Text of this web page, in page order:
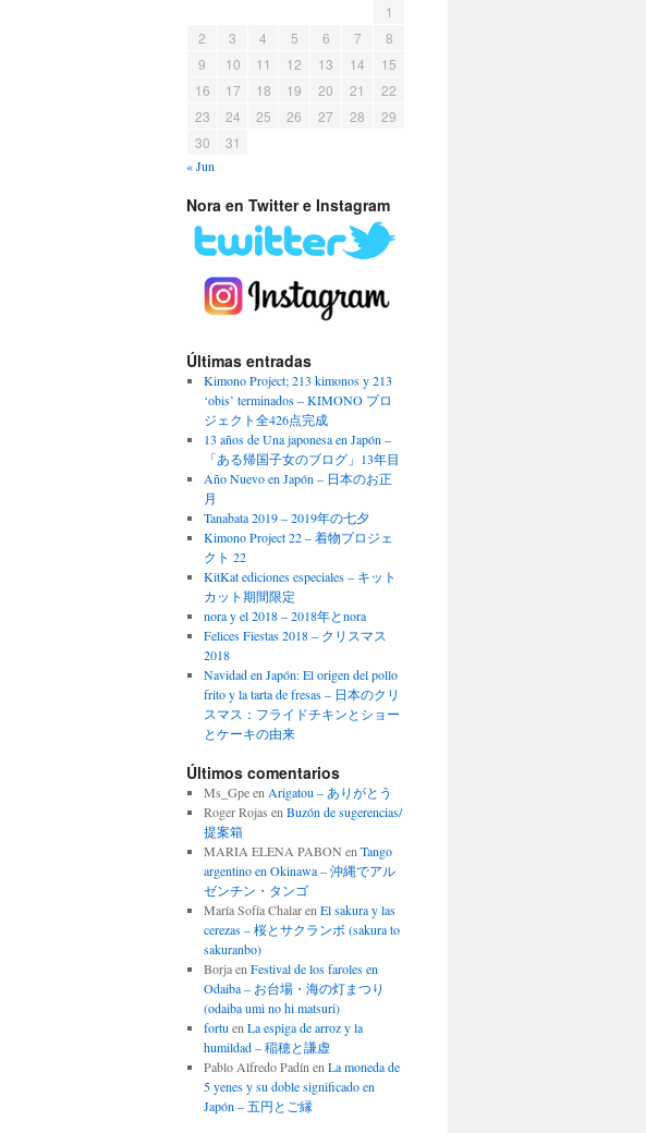
1
2
3 4 5 6 7
8
9
10 11 12 13 14
15
16
17 18 19 20 21
22
23
24 25 26 27 28
29
30
31
« Jun
Nora en Twitter e Instagram
Últimas entradas
Kimono Project; 213 kimonos y 213
‘obis’ terminados – KIMONO プロ
ジェクト全426点完成
13 años de Una japonesa en Japón –
「ある帰国子女のブログ」13年目
Año Nuevo en Japón – 日本のお正
月
Tanabata 2019 – 2019年の七夕
Kimono Project 22 – 着物プロジェ
クト 22
KitKat ediciones especiales – キット
カット期間限定
nora y el 2018 – 2018年とnora
Felices Fiestas 2018 – クリスマス
2018
Navidad en Japón: El origen del pollo
frito y la tarta de fresas – 日本のクリ
スマス：フライドチキンとショー
とケーキの由来
Últimos comentarios
Ms_Gpeen Arigatou – ありがとう
Roger Rojas en Buzón de sugerencias/
提案箱
MARIA ELENA PABON en Tango
argentino en Okinawa – 沖縄でアル
ゼンチン・タンゴ
María Sofía Chalaren El sakura y las
cerezas – 桜とサクランボ (sakura to
sakuranbo)
Borjaen Festival de los faroles en
Odaiba – お台場・海の灯まつり
(odaiba umi no hi matsuri)
fortu en La espiga de arroz y la
humildad – 稲穂と謙虚
Pablo Alfredo Padín en La moneda de
5 yenes y su doble significado en
Japón – 五円とご縁